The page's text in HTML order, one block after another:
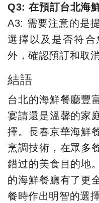
Q3: 在預訂台北海
A3: 需要注意的是
選擇以及是否符
外，確認預訂和取
結語
台北的海鮮餐廳豐
宴請還是溫馨的家
擇。長春京華海鮮
烹調技術，在眾多
錯过的美食目的地
的海鮮餐廳有了更
餐時作出明智的選擇